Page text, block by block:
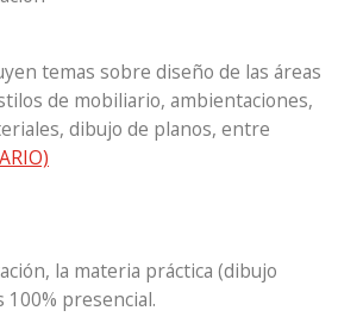
temas sobre diseño de las áreas
de mobiliario, ambientaciones,
dibujo de planos, entre
la materia práctica (dibujo
100% presencial.